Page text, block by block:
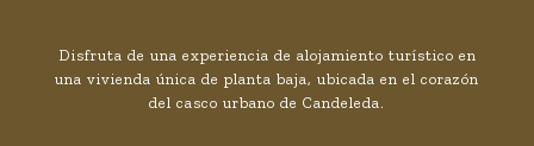
Disfruta de una experiencia de alojamiento turístico en
una vivienda única de planta baja, ubicada en el corazón
del casco urbano de Candeleda.